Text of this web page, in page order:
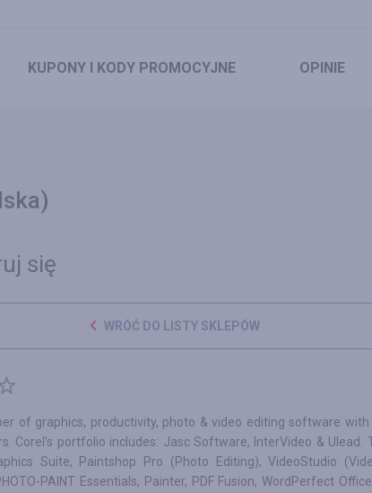
KUPONYI KODY PROMOCYJNE OPINIE
się
WRÓĆ DO LISTY SKLEPÓW
of graphics, productivity, photo & video editing software
Corel's portfolio includes: Jasc Software, InterVideo & Ulead.
Suite, Paintshop Pro (Photo Editing), VideoStudio
PAINT Essentials, Painter, PDF Fusion, WordPerfect